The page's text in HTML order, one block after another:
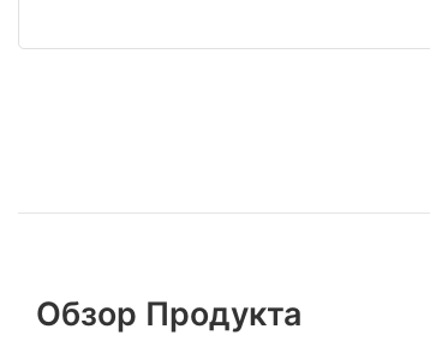
Обзор Продукта